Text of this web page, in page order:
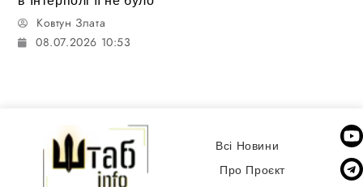
Ковтун Злата
08.07.2026 10:53
Всі Новини
Про Проєкт